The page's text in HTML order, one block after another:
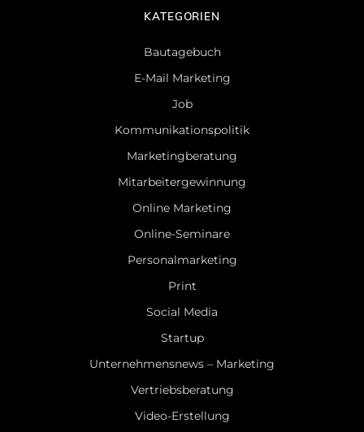
KATEGORIEN
Bautagebuch
E-Mail Marketing
Job
Kommunikationspolitik
Marketingberatung
Mitarbeitergewinnung
Online Marketing
Online-Seminare
Personalmarketing
Print
Social Media
Startup
Unternehmensnews – Marketing
Vertriebsberatung
Video-Erstellung